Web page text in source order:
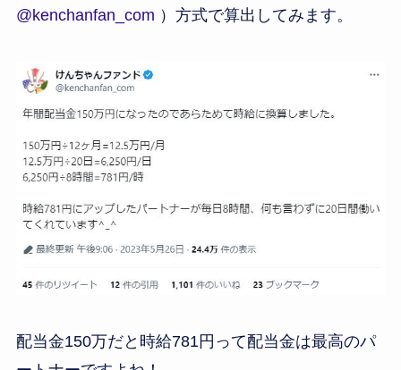
@kenchanfan_com ）方式で算出してみます。
配当金150万だと時給781円って配当金は最高のパ